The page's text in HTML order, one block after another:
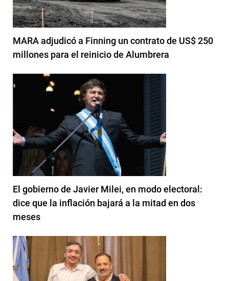
MARA adjudicó a Finning un contrato de US$ 250
millones para el reinicio de Alumbrera
El gobierno de Javier Milei, en modo electoral:
dice que la inflación bajará a la mitad en dos
meses